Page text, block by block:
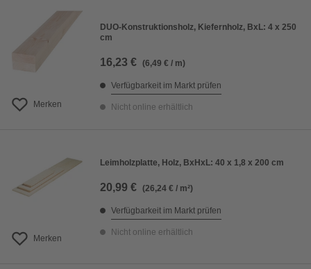
Merken
DUO-Konstruktionsholz, Kiefernholz, BxL: 4 x 250
cm
16,23 € (6,49 € / m)
Verfügbarkeit im Markt prüfen
Nicht online erhältlich
Merken
Leimholzplatte, Holz, BxHxL: 40 x 1,8 x 200 cm
20,99 € (26,24 € / m²)
Verfügbarkeit im Markt prüfen
Nicht online erhältlich